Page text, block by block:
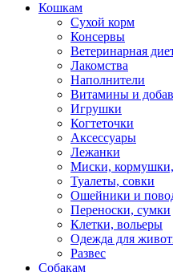
Кошкам
Сухой корм
Консервы
Ветеринарная
Лакомства
Наполнители
Витамины и
Игрушки
Когтеточки
Аксессуары
Лежанки
Миски,
Туалеты, совки
Ошейники и
Переноски, сумки
Клетки, вольеры
Одежда для
Развес
Собакам